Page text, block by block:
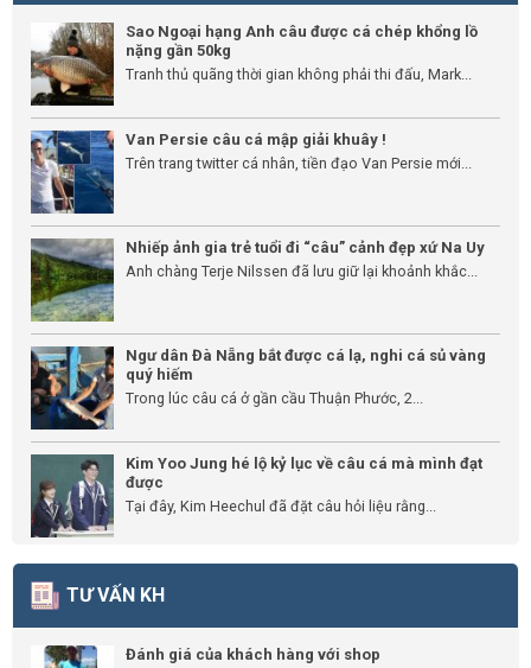
Sao Ngoại hạng Anh câu được cá chép khổng lồ
nặng gần 50kg
Tranh thủ quãng thời gian không phải thi đấu, Mark...
Van Persie câu cá mập giải khuây !
Trên trang twitter cá nhân, tiền đạo Van Persie mới...
Nhiếp ảnh gia trẻ tuổi đi “câu” cảnh đẹp xứ Na Uy
Anh chàng Terje Nilssen đã lưu giữ lại khoảnh khắc...
Ngư dân Đà Nẵng bắt được cá lạ, nghi cá sủ vàng
quý hiếm
Trong lúc câu cá ở gần cầu Thuận Phước, 2...
Kim Yoo Jung hé lộ kỷ lục về câu cá mà mình đạt
được
Tại đây, Kim Heechul đã đặt câu hỏi liệu rằng...
TƯ VẤN KH
Đánh giá của khách hàng với shop